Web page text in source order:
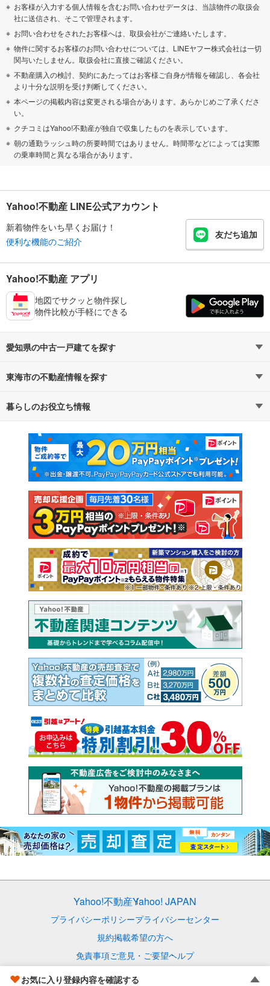
お客様が入力する個人情報を含むお問い合わせデータは、当該物件の取扱会
社に送信され、そこで管理されます。
お問い合わせをされたお客様へは、取扱会社がご連絡いたします。
物件に関するお客様のお問い合わせについては、LINEヤフー株式会社は一切
関与いたしません。取扱会社に直接ご確認ください。
不動産購入の検討、契約にあたってはお客様ご自身が情報を確認し、各会社
より十分な説明を受け判断してください。
本ページの掲載内容は変更される場合があります。あらかじめご了承くださ
い。
クチコミはYahoo!不動産が独自で収集したものを表示しています。
朝の通勤ラッシュ時の所要時間ではありません。時間帯などによっては実際
の乗車時間と異なる場合があります。
お気に入り登録内容を確認する
Yahoo!不動産 LINE公式アカウント
新着物件をいち早くお届け！
便利な機能のご紹介
友だち追加
Yahoo!不動産 アプリ
地図でサクッと物件探し
物件比較が手軽にできる
愛知県の中古一戸建てを探す
路線・駅から探す
通勤・通学時間から探す
東海市の不動産情報を探す
不動産・住宅
新築マンション 中古マンション
新築一戸建て 中古一戸建て
注文住宅 土地
売却査定
暮らしのお役立ち情報
マンションカタログ 教えて！住まいの先生
Yahoo!不動産Yahoo! JAPAN
プライバシーポリシープライバシーセンター
規約掲載希望の方へ
免責事項ご意見・ご要望ヘルプ
© LY Corporation